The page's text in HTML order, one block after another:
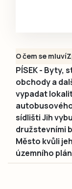
O čem se mluví
PÍSEK - Byty,
obchody a
vypadat
sídlišti Jih
družstevními
Město kvůli
územního